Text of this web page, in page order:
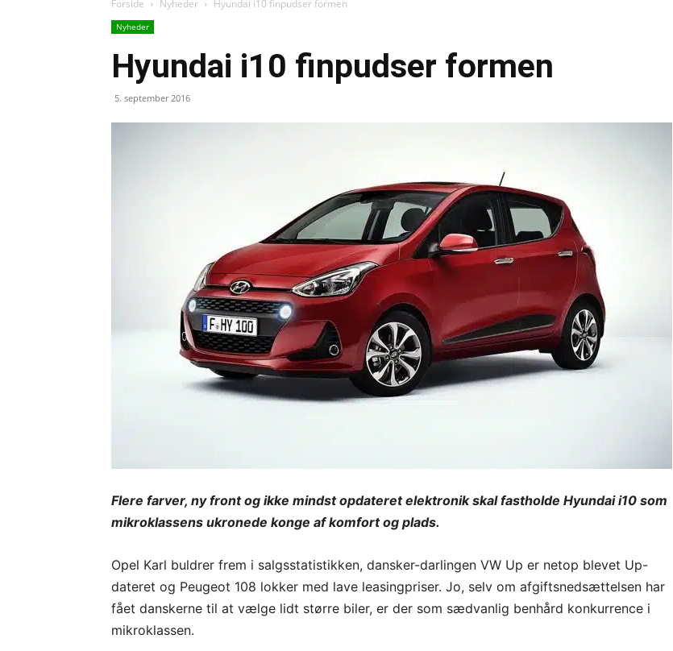
Forside Nyheder Hyundai i10 finpudser formen
Nyheder
Hyundai i10 finpudser formen
5. september 2016
Flere farver, ny front og ikke mindst opdateret elektronik skal fastholde Hyundai i10 som
mikroklassens ukronede konge af komfort og plads.
Opel Karl buldrer frem i salgsstatistikken, dansker-darlingen VW Up er netop blevet Up-
dateret og Peugeot 108 lokker med lave leasingpriser. Jo, selv om afgiftsnedsættelsen har
fået danskerne til at vælge lidt større biler, er der som sædvanlig benhård konkurrence i
mikroklassen.